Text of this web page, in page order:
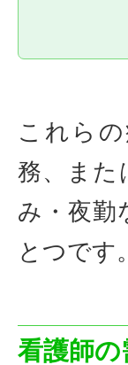
これら
務、また
み・夜勤
とつです。
看護師